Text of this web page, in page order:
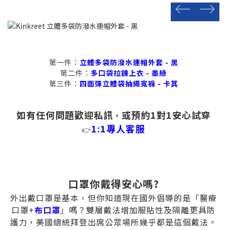
prev next
第一件： 立體多袋防潑水連帽外套 - 黑
第二件： 多口袋拉鍊上衣 - 墨綠
第三件： 四面彈立體袋抽繩寬褲 - 卡其
如有任何問題歡迎私訊 ， 或預約1對1安心試穿
👉1:1專人客服
口罩你戴得安心嗎?
外出戴口罩是基本，但你知道現在國外倡導的是「醫療
口罩+布口罩 」嗎？雙層戴法增加服貼性及隔離更具防
護力，美國總統拜登出席公眾場所幾乎都是這個戴法。